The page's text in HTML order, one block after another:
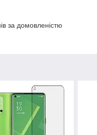
за домовленістю